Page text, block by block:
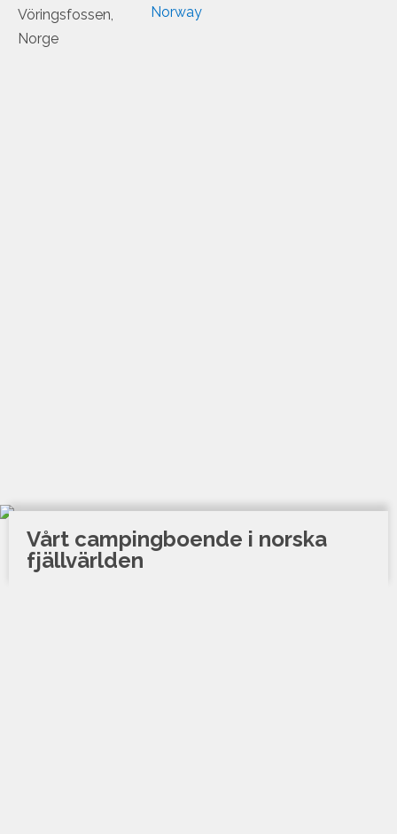
Norway
Vårt campingboende i norska
fjällvärlden